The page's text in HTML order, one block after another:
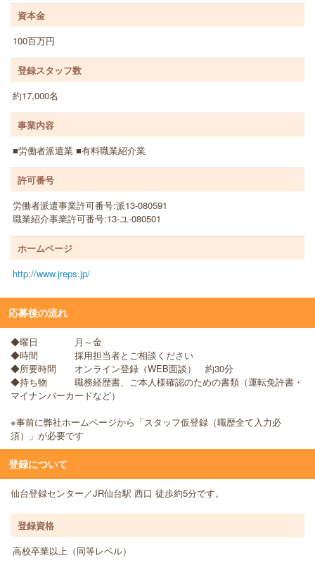
資本金
100百万円
登録スタッフ数
約17,000名
事業内容
■労働者派遣業 ■有料職業紹介業
許可番号
労働者派遣事業許可番号:派13-080591
職業紹介事業許可番号:13-ユ-080501
ホームページ
http://www.jreps.jp/
応募後の流れ
◆曜日 月～金
◆時間 採用担当者とご相談ください
◆所要時間 オンライン登録（WEB面談） 約30分
◆持ち物 職務経歴書、ご本人様確認のための書類（運転免許書・
マイナンバーカードなど）
※事前に弊社ホームページから「スタッフ仮登録（職歴全て入力必
須）」が必要です
登録について
仙台登録センター／JR仙台駅 西口 徒歩約5分です。
登録資格
高校卒業以上（同等レベル）